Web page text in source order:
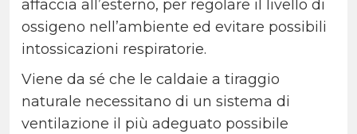
affaccia all’esterno, per regolare il livello di
ossigeno nell’ambiente ed evitare possibili
intossicazioni respiratorie.
Viene da sé che le caldaie a tiraggio
naturale necessitano di un sistema di
ventilazione il più adeguato possibile